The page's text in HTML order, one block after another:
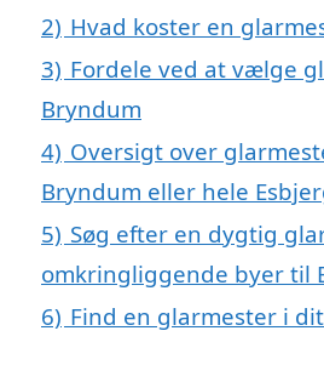
2) Hvad koster en
3) Fordele ved at vælge
Bryndum
4) Oversigt over
Bryndum eller hele
5) Søg efter en dygtig
omkringliggende byer til
6) Find en glarmester i